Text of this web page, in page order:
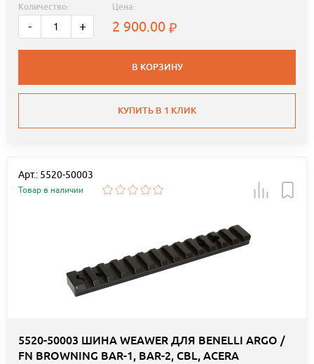
Количество:
- +
Цена:
2 900.00
В КОРЗИНУ
КУПИТЬ В 1 КЛИК
Арт.: 5520-50003
Товар в наличии
5520-50003 ШИНА WEAWER ДЛЯ BENELLI ARGO /
FN BROWNING BAR-1, BAR-2, CBL, ACERA